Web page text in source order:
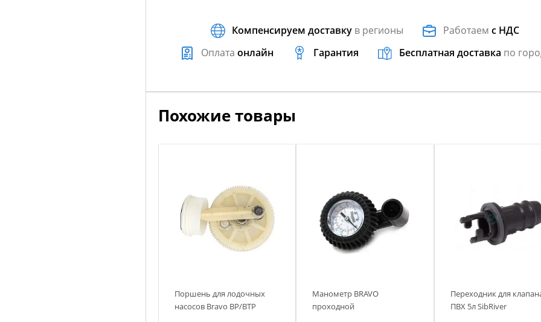
Компенсируем доставку в регионы Работаемс НДС
Оплата онлайн Гарантия Бесплатная доставка по
Похожие товары
Поршень для лодочных
насосов Bravo ВР/ВТР
Манометр BRAVO
проходной
Переходник для
ПВХ 5л SibRiver